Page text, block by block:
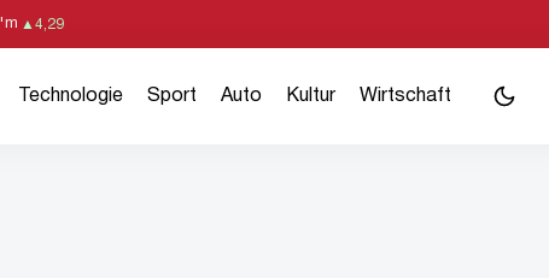
▲ 4,29
Technologie Sport Auto Kultur Wirtschaft